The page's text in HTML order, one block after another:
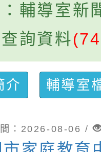
輔導室新
詢資料
介 輔導室
間：2026-08-06 /